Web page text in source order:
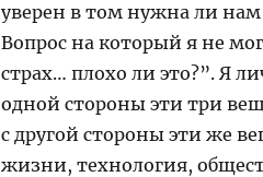
уверен в том нужна ли
Вопрос на который я не
страх… плохо ли это?”. Я
одной стороны эти три
с другой стороны эти же
жизни, технология,